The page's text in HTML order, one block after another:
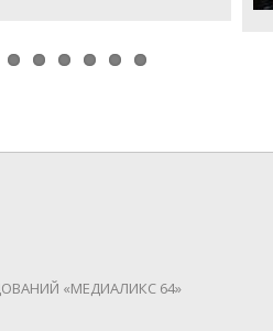
«МЕДИАЛИКС 64»